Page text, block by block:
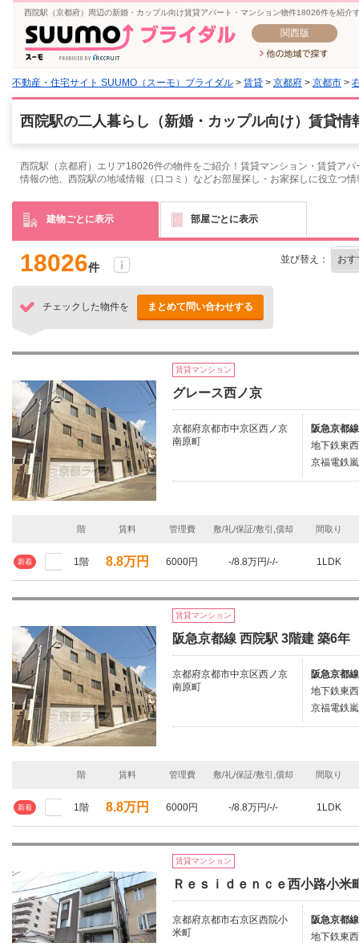
西院駅（京都府）周辺の新婚・カップル向け賃貸アパート・マンション物件18026件を紹介
関西版
不動産・住宅サイト SUUMO（スーモ）ブライダル > 賃貸 > 京都府 > 京都市 >
西院駅の二人暮らし（新婚・カップル向け）賃貸情
西院駅（京都府）エリア18026件の物件をご紹介！賃貸マンション・賃貸ア
情報の他、西院駅の地域情報（口コミ）などお部屋探し・お家探しに役立つ
建物ごとに表示 部屋ごとに表示
18026件
並び替え：
チェックした物件を まとめて問い合わせする
賃貸マンション
グレース西ノ京
京都府京都市中京区西ノ京
南原町
阪急京都
地下鉄東
京福電鉄
階 賃料 管理費 敷/礼/保証/敷引,償却 間取り
新着 1階 8.8万円 6000円 -/8.8万円/-/- 1LDK
賃貸マンション
阪急京都線 西院駅 3階建 築6年
京都府京都市中京区西ノ京
南原町
阪急京都
地下鉄東
京福電鉄
階 賃料 管理費 敷/礼/保証/敷引,償却 間取り
新着 1階 8.8万円 6000円 -/8.8万円/-/- 1LDK
賃貸マンション
Ｒｅｓｉｄｅｎｃｅ西小路小米
京都府京都市右京区西院小
米町
阪急京都
地下鉄東